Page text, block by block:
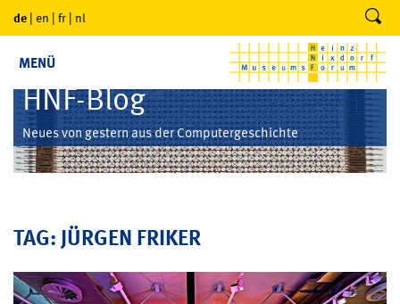
de | en | fr | nl
MENÜ
HNF-Blog
Neues von gestern aus der Computergeschichte
TAG: JÜRGEN FRIKER